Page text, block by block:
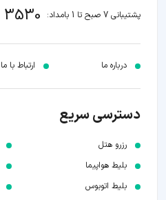
پشتیبانی 7 صبح تا 1 بامداد: 3530
درباره ما ارتباط با ما
دسترسی سریع
رزرو هتل
بلیط هواپیما
بلیط اتوبوس